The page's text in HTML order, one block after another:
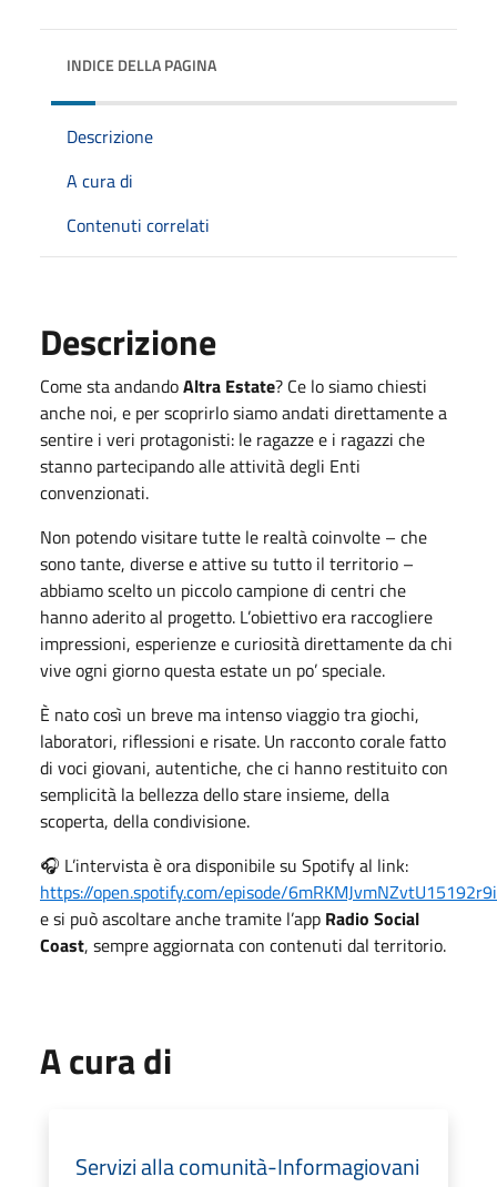
INDICE DELLA PAGINA
Descrizione
A cura di
Contenuti correlati
Descrizione
Come sta andandoAltra Estate? Ce lo siamo chiesti
anche noi, e per scoprirlo siamo andati direttamente a
sentire i veri protagonisti: le ragazze e i ragazzi che
stanno partecipando alle attività degli Enti
convenzionati.
Non potendo visitare tutte le realtà coinvolte – che
sono tante, diverse e attive su tutto il territorio –
abbiamo scelto un piccolo campione di centri che
hanno aderito al progetto. L’obiettivo era raccogliere
impressioni, esperienze e curiosità direttamente da chi
vive ogni giorno questa estate un po’ speciale.
È nato così un breve ma intenso viaggio tra giochi,
laboratori, riflessioni e risate. Un racconto corale fatto
di voci giovani, autentiche, che ci hanno restituito con
semplicità la bellezza dello stare insieme, della
scoperta, della condivisione.
🎧 L’intervista è ora disponibile su Spotify al link:
https://open.spotify.com/episode/
e si può ascoltare anche tramite l’app Radio Social
Coast, sempre aggiornata con contenuti dal territorio.
A cura di
Servizi alla comunità-Informagiovani